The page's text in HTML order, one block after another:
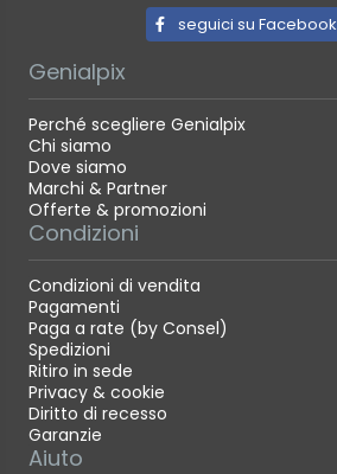
seguici su Facebook
Genialpix
Perché scegliere Genialpix
Chi siamo
Dove siamo
Marchi & Partner
Offerte & promozioni
Condizioni
Condizioni di vendita
Pagamenti
Paga a rate (by Consel)
Spedizioni
Ritiro in sede
Privacy & cookie
Diritto di recesso
Garanzie
Aiuto